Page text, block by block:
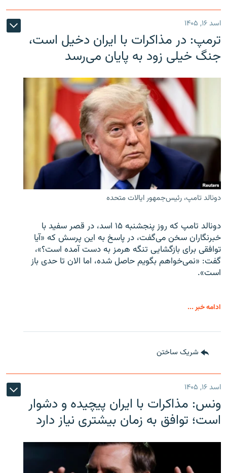
اسد ۱۶, ۱۴۰۵
ترمپ: در مذاکرات با ایران دخیل است،
جنگ خیلی زود به پایان می‌رسد
دونالد تامپ، رئیس‌جمهور ایالات متحده
دونالد تامپ که روز پنجشنبه ۱۵ اسد، در قصر سفید با
خبرنگاران سخن می‌گفت، در پاسخ به این پرسش که «آیا
توافقی برای بازگشایی تنگه هرمز به دست آمده است؟»،
گفت: «نمی‌خواهم بگویم حاصل شده، اما الان تا حدی باز
است».
ادامه خبر ...
شریک ساختن
اسد ۱۶, ۱۴۰۵
ونس: مذاکرات با ایران پیچیده و دشوار
است؛ توافق به زمان بیشتری نیاز دارد